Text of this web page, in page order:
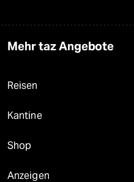
Mehr taz Angebote
Reisen
Kantine
Shop
Anzeigen